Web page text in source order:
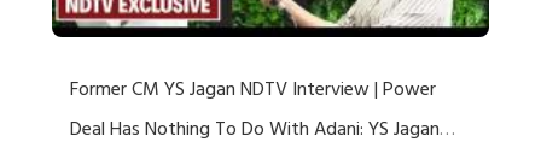
Former CM YS Jagan NDTV Interview | Power
Deal Has Nothing To Do With Adani: YS Jagan